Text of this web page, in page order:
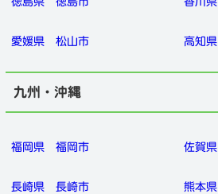
愛媛県 松山市 高知県
九州・沖縄
福岡県 福岡市 佐賀県
長崎県 長崎市 熊本県